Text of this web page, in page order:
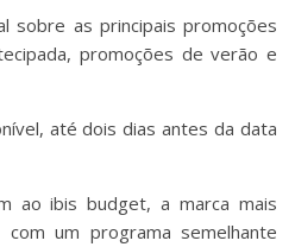
sobre as principais promoções
promoções de verão e
até dois dias antes da data
ao ibis budget, a marca mais
com um programa semelhante